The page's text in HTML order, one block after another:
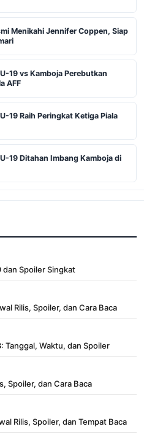
Menikahi Jennifer Coppen, Siap
19 vs Kamboja Perebutkan
AFF
19 Raih Peringkat Ketiga Piala
19 Ditahan Imbang Kamboja di
dan Spoiler Singkat
Rilis, Spoiler, dan Cara Baca
Tanggal, Waktu, dan Spoiler
Spoiler, dan Cara Baca
Rilis, Spoiler, dan Tempat Baca